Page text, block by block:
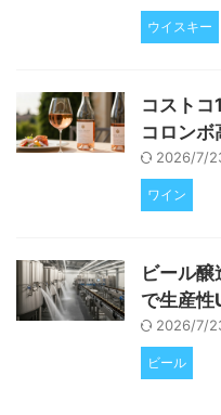
ウイスキー
コストコ
コロンボ
2026/7/
ワイン
ビール
で生産性
2026/7/
ビール